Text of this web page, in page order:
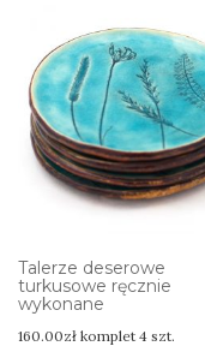
Talerze deserowe
turkusowe ręcznie
wykonane
160.00zł komplet 4 szt.